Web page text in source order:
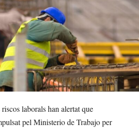
laborals han alertat que
pel Ministerio de Trabajo per